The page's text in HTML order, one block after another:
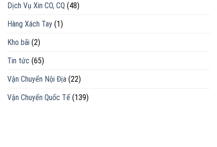
Dịch Vụ Xin CO, CQ (48)
Hàng Xách Tay (1)
Kho bãi (2)
Tin tức (65)
Vận Chuyển Nội Địa (22)
Vận Chuyển Quốc Tế (139)